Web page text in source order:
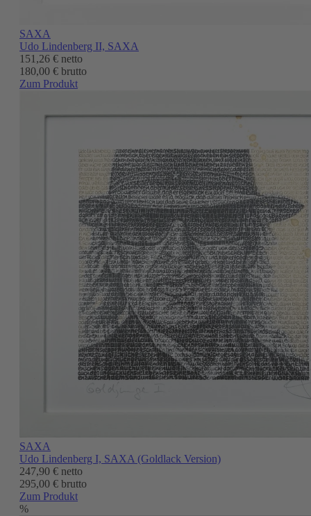
SAXA
Udo Lindenberg II, SAXA
151,26 € netto
180,00 € brutto
Zum Produkt
SAXA
Udo Lindenberg I, SAXA (Goldlack Version)
247,90 € netto
295,00 € brutto
Zum Produkt
%